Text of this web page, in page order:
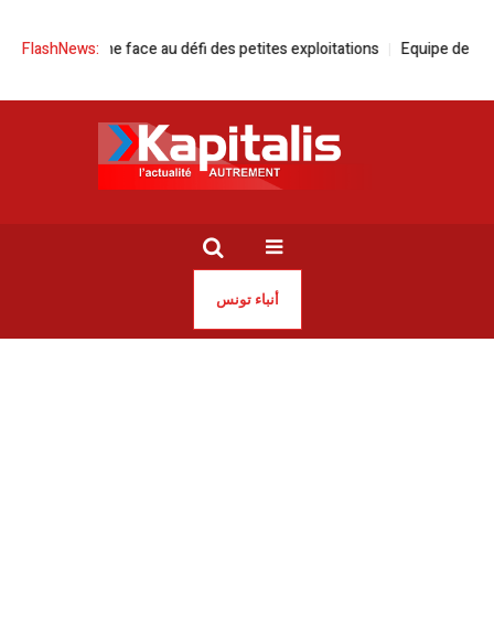
FlashNews:
tunisienne face au défi des petites exploitations Equipe de Tunisie
أنباء تونس